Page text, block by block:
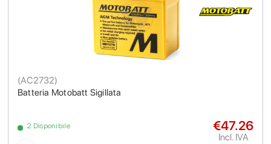
Batteria Motobatt Sigillata
(AC2732)
2 Disponibile €47.26
Incl. IVA